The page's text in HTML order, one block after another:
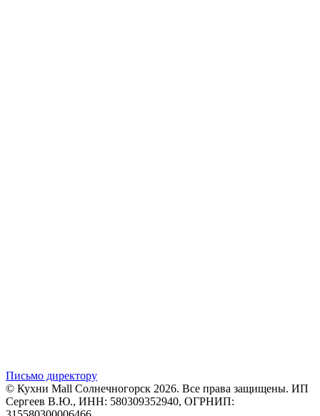
Письмо директору
© Кухни Mall Солнечногорск 2026. Все права защищены. ИП
Сергеев В.Ю., ИНН: 580309352940, ОГРНИП: